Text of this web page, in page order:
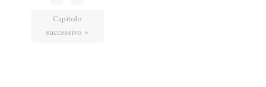
Capitolo
successivo »